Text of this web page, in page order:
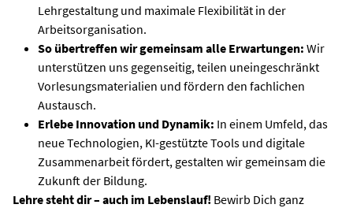
Lehrgestaltung und maximale Flexibilität in der
Arbeitsorganisation.
So übertreffen wir gemeinsam alle Erwartungen: Wir
unterstützen uns gegenseitig, teilen uneingeschränkt
Vorlesungsmaterialien und fördern den fachlichen
Austausch.
Erlebe Innovation und Dynamik: In einem Umfeld, das
neue Technologien, KI-gestützte Tools und digitale
Zusammenarbeit fördert, gestalten wir gemeinsam die
Zukunft der Bildung.
Lehre steht dir – auch im Lebenslauf! Bewirb Dich ganz